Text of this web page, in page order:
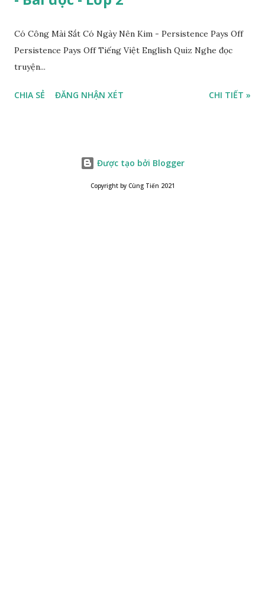
Có Công Mài Sắt Có Ngày Nên Kim - Persistence Pays Off
Persistence Pays Off Tiếng Việt English Quiz Nghe đọc
truyện...
CHIA SẺ ĐĂNG NHẬN XÉT CHI TIẾT »
Được tạo bởi Blogger
Copyright by Cùng Tiến 2021